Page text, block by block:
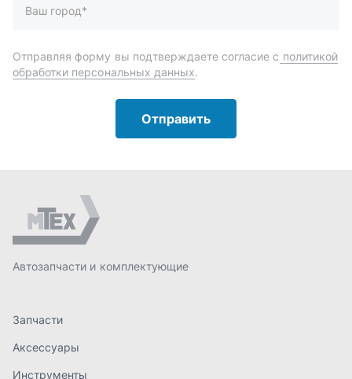
Автозапчасти и комплектующие
Масла и автохимия
Спецпредложения
Доставка и оплата
Контакты